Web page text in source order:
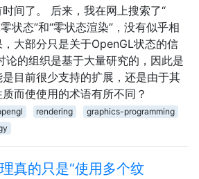
间了。 后来，我在网上搜索了“
状态”和“零状态渲染”，没有似乎相
，大部分只是关于OpenGL状态的信
论的组织是基于大量研究的，因此是
目前很少支持的扩展，还是由于其
而使使用的术语有所不同？
rendering
graphics-programming
真的只是“使用多个纹